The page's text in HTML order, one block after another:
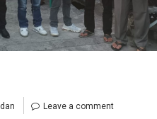
Leave a comment